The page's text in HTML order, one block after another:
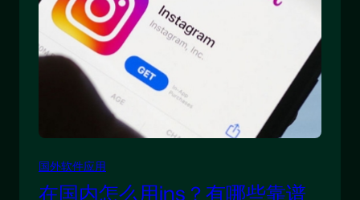
国外软件应用
在国内怎么用ins？有哪些靠谱